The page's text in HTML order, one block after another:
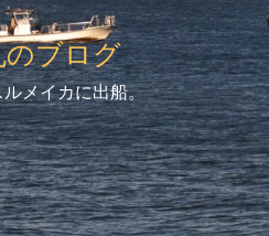
ブログ
メイカに出船。